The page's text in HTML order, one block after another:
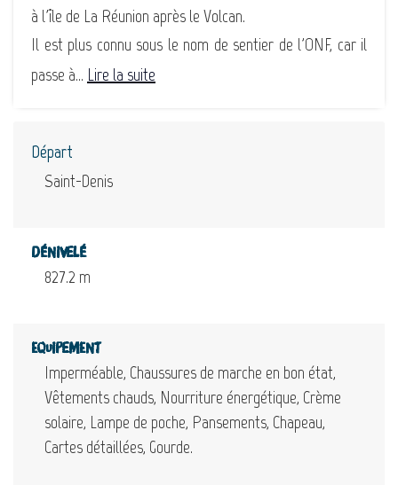
à l'île de La Réunion après le Volcan.
Il est plus connu sous le nom de sentier de l'ONF, car il
passe à... Lire la suite
Départ
Saint-Denis
Dénivelé
827.2 m
Equipement
Imperméable, Chaussures de marche en bon état,
Vêtements chauds, Nourriture énergétique, Crème
solaire, Lampe de poche, Pansements, Chapeau,
Cartes détaillées, Gourde.